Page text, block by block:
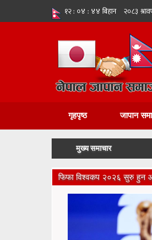
गृहपृष्ठ जापान
मुख्य समाचार
फिफा विश्वकप २०२६ सुरु हुन